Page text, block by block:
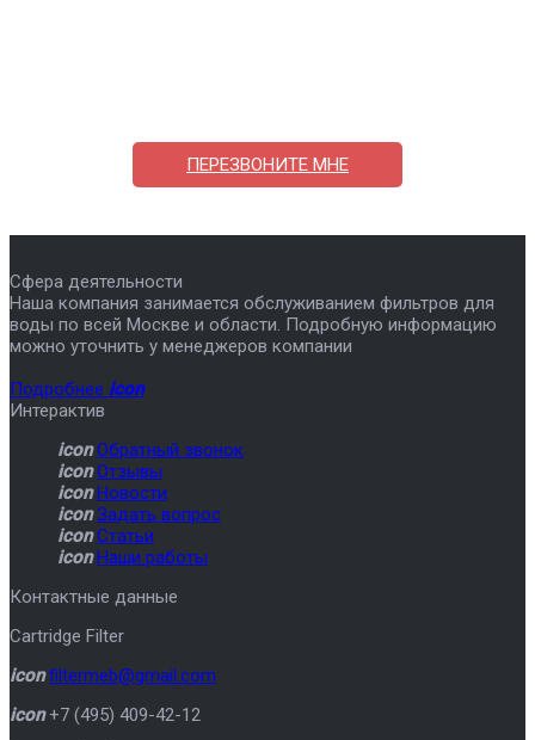
ПЕРЕЗВОНИТЕ МНЕ
Сфера деятельности
Наша компания занимается обслуживанием фильтров для
воды по всей Москве и области. Подробную информацию
можно уточнить у менеджеров компании
Подробнее icon
Интерактив
icon Обратный звонок
icon Отзывы
icon Новости
icon Задать вопрос
icon Статьи
icon Наши работы
Контактные данные
Cartridge Filter
icon filtermeb@gmail.com
icon +7 (495) 409-42-12